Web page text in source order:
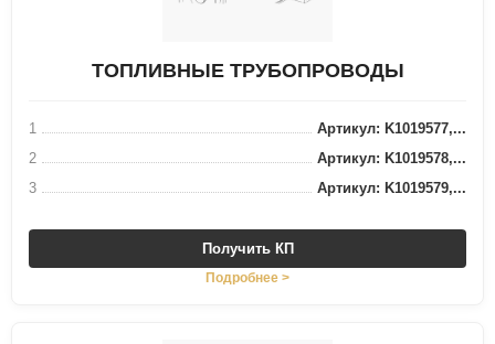
ТОПЛИВНЫЕ ТРУБОПРОВОДЫ
1
Артикул: K1019577,...
2
Артикул: K1019578,...
3
Артикул: K1019579,...
Получить КП
Подробнее >